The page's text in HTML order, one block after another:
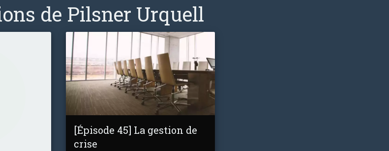
de Pilsner Urquell
[Épisode 45] La gestion de
crise